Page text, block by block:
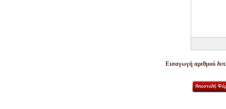
Εισαγωγή αριθμού